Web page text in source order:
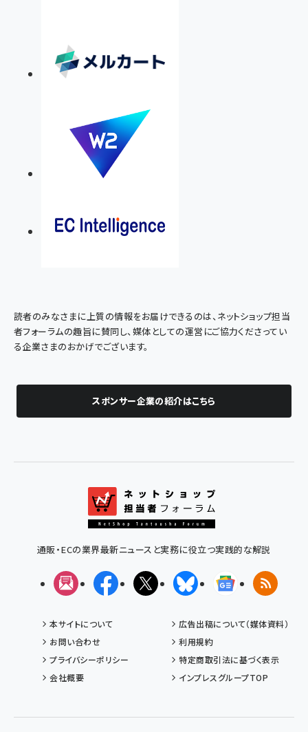
読者のみなさまに上質の情報をお届けできるのは、ネットショップ担当
者フォーラムの趣旨に賛同し、媒体としての運営にご協力くださってい
る企業さまのおかげでございます。
スポンサー企業の紹介はこちら
通販・ECの業界最新ニュースと実務に役立つ実践的な解説
メルマガFacebookX(エックス)BlueskyGoogleニュ
RSS
本サイトについて
広告出稿について（媒体資料）
お問い合わせ
利用規約
プライバシーポリシー
特定商取引法に基づく表示
会社概要
インプレスグループTOP